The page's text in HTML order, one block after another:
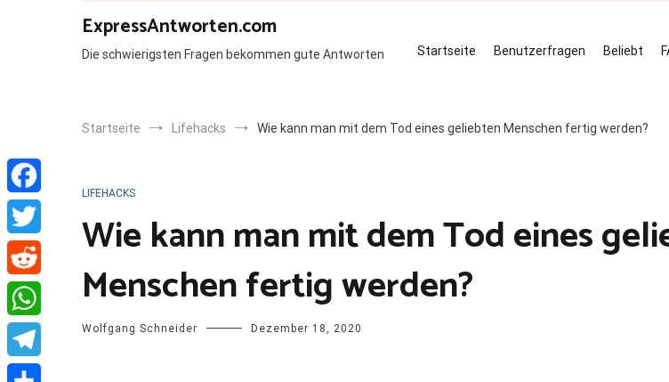
ExpressAntworten.com
Die schwierigsten Fragen bekommen gute Antworten Startseite Benutzerfragen Beliebt
Startseite Lifehacks Wie kann man mit dem Tod eines geliebten Menschen fertig werden?
LIFEHACKS
Wie kann man mit dem Tod eines
Menschen fertig werden?
Wolfgang Schneider Dezember 18, 2020
Facebook
Twitter
Reddit
WhatsApp
Telegram